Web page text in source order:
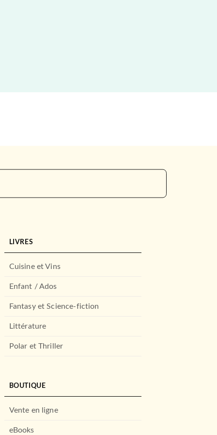
LIVRES
Cuisine et Vins
Enfant / Ados
Fantasy et Science-fiction
Littérature
Polar et Thriller
BOUTIQUE
Vente en ligne
eBooks